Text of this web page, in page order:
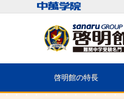
啓明館の特長